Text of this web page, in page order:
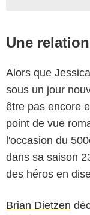
Une
Alors que
sous un jour
être pas encore
point de vue
l'occasion du
dans sa saison
des héros en
Brian Dietzen